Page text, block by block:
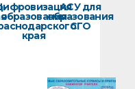
образования
края
АСУ для
образования
СГО